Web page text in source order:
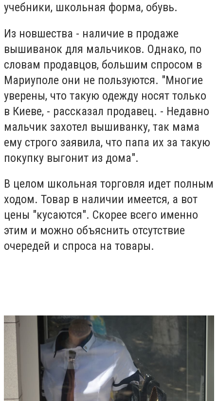
учебники, школьная форма, обувь.
Из новшества - наличие в продаже
вышиванок для мальчиков. Однако, по
словам продавцов, большим спросом в
Мариуполе они не пользуются. "Многие
уверены, что такую одежду носят только
в Киеве, - рассказал продавец. - Недавно
мальчик захотел вышиванку, так мама
ему строго заявила, что папа их за такую
покупку выгонит из дома".
В целом школьная торговля идет полным
ходом. Товар в наличии имеется, а вот
цены "кусаются". Скорее всего именно
этим и можно объяснить отсутствие
очередей и спроса на товары.